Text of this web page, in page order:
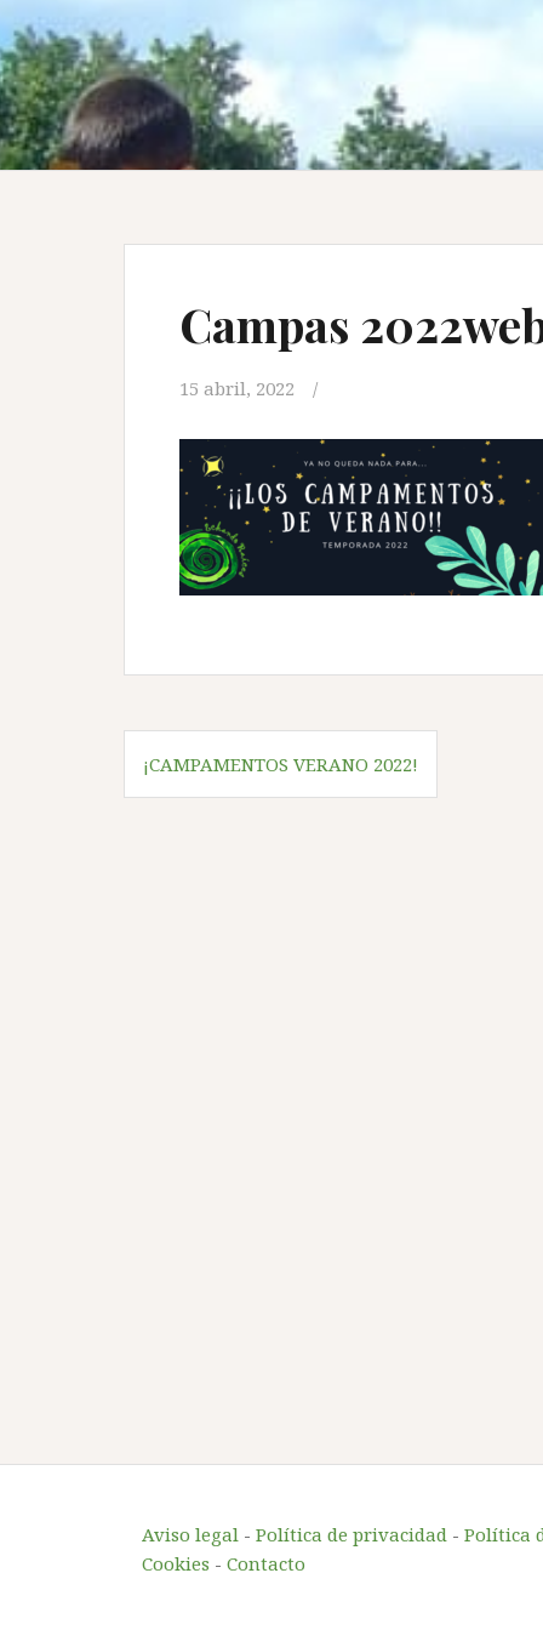
Campas
15 abril, 2022
Navegación
de¡CAMPAMENTOS VERANO 2022!
Aviso legal - Política de privacidad - Política
Cookies - Contacto